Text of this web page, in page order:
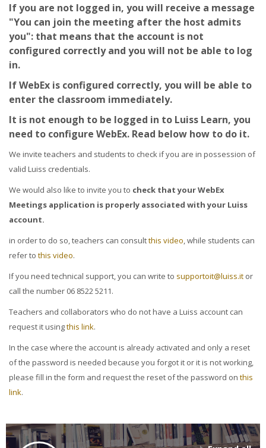
If you are not logged in, you will receive a message
"You can join the meeting after the host admits
you": that means that the account is not
configured correctly and you will not be able to log
in.
If WebEx is configured correctly, you will be able to
enter the classroom immediately.
It is not enough to be logged in to Luiss Learn, you
need to configure WebEx. Read below how to do it.
We invite teachers and students to check if you are in possession of
valid Luiss credentials.
We would also like to invite you to check that your WebEx
Meetings application is properly associated with your Luiss
account.
in order to do so, teachers can consultthis video, while students can
refer to this video.
If you need technical support, you can write to supportoit@luiss.it or
call the number 06 8522 5211.
Teachers and collaborators who do not have a Luiss account can
request it usingthis link.
In the case where the account is already activated and only a reset
of the password is needed because you forgot it or it is not working,
please fill in the form and request the reset of the password on this
link.